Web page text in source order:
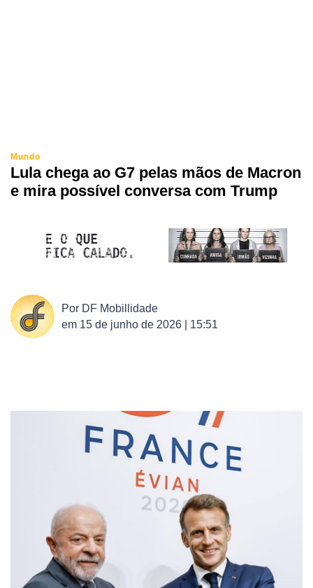
Mundo
Lula chega ao G7 pelas mãos de Macron
e mira possível conversa com Trump
Por DF Mobillidade
em 15 de junho de 2026 | 15:51